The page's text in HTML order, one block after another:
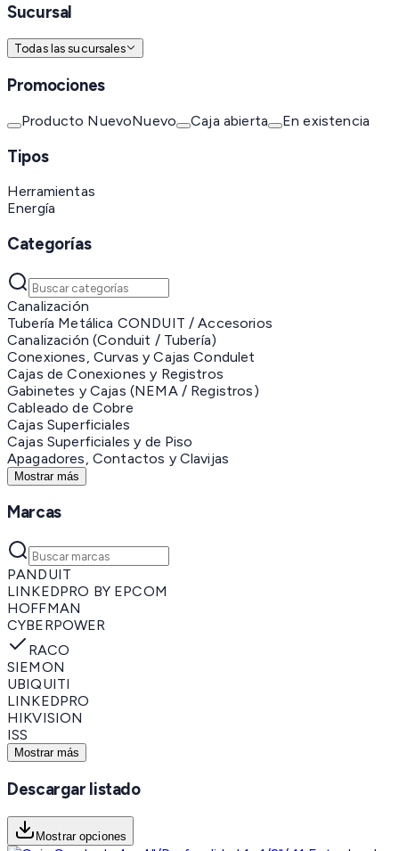
Sucursal
Todas las sucursales
Promociones
Producto NuevoNuevo Caja abierta En existencia
Tipos
Herramientas
Energía
Categorías
Canalización
Tubería Metálica CONDUIT / Accesorios
Canalización (Conduit / Tubería)
Conexiones, Curvas y Cajas Condulet
Cajas de Conexiones y Registros
Gabinetes y Cajas (NEMA / Registros)
Cableado de Cobre
Cajas Superficiales
Cajas Superficiales y de Piso
Apagadores, Contactos y Clavijas
Mostrar más
Marcas
PANDUIT
LINKEDPRO BY EPCOM
HOFFMAN
CYBERPOWER
RACO
SIEMON
UBIQUITI
LINKEDPRO
HIKVISION
ISS
Mostrar más
Descargar listado
Mostrar opciones